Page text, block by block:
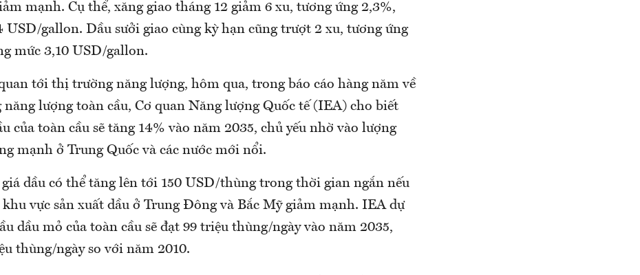
mạnh. Cụ thể, xăng giao tháng 12 giảm 6 xu, tương ứng 2,3%,
USD/gallon. Dầu sưởi giao cùng kỳ hạn cũng trượt 2 xu, tương ứng
mức 3,10 USD/gallon.
tới thị trường năng lượng, hôm qua, trong báo cáo hàng năm về
năng lượng toàn cầu, Cơ quan Năng lượng Quốc tế (IEA) cho biết
của toàn cầu sẽ tăng 14% vào năm 2035, chủ yếu nhờ vào lượng
mạnh ở Trung Quốc và các nước mới nổi.
dầu có thể tăng lên tới 150 USD/thùng trong thời gian ngắn nếu
khu vực sản xuất dầu ở Trung Đông và Bắc Mỹ giảm mạnh. IEA dự
dầu mỏ của toàn cầu sẽ đạt 99 triệu thùng/ngày vào năm 2035,
thùng/ngày so với năm 2010.